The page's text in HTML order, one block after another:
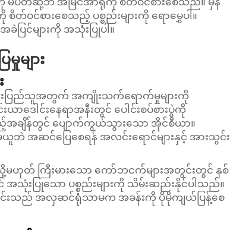
တ်ဝင်စားစေသည့် ပစ္စည်းများကို ရောမွှေပါ။
ြင်များကို အသုံးပြုပါ။
များ
ားပြည်သူအတွက် အကျိုးသက်ရောက်မှုများကို
ဒေါင်းနေရာအနီးတွင် ပေါင်းစပ်စားပွဲကို
ချိန်တွင် ပျောက်ကွယ်သွားသော အိုင်စီယာ။
အဆင်ပြေစေရန် အလင်းရောင်များနှင့် အားသွင်း
သို့မဟုတ် ကြီးမားသော ကော်ဘငက်များအတွင်းတွင် နှစ်
အသုံးပြုသော ပစ္စည်းများကို သိမ်းဆည်းနိုင်ပါသည်။
င်းသည် အလှဆင်ရုံသာမက အခန်းကို ပိုမိုကျယ်ပြန့်စေ